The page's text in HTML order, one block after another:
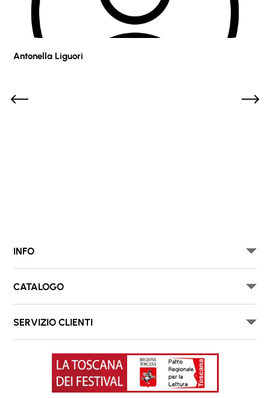
Antonella Liguori
INFO
CATALOGO
SERVIZIO CLIENTI